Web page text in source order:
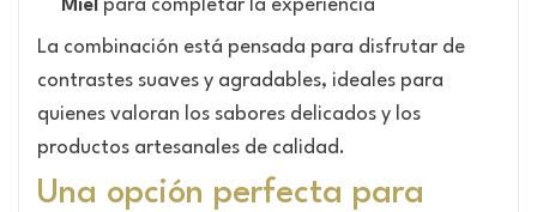
Miel para completar la experiencia
La combinación está pensada para disfrutar de
contrastes suaves y agradables, ideales para
quienes valoran los sabores delicados y los
productos artesanales de calidad.
Una opción perfecta para